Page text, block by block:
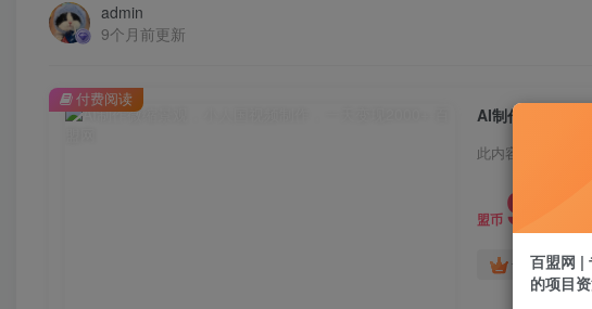
admin
9个月前更新
AI制作微缩景观
此内容为付费阅读
盟币 9.9
黄金会员免
付费阅读
百盟网 |
的项目